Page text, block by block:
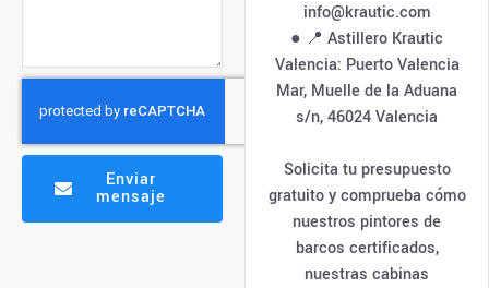
Enviar
mensaje
info@krautic.com
● 📍 Astillero Krautic
Valencia: Puerto Valencia
Mar, Muelle de la Aduana
s/n, 46024 Valencia
Solicita tu presupuesto
gratuito y comprueba cómo
nuestros pintores de
barcos certificados,
nuestras cabinas